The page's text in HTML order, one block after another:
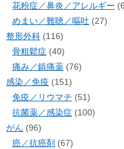
花粉症／鼻炎／アレルギー
めまい／難聴／嘔吐 (27)
整形外科 (116)
骨粗鬆症 (40)
痛み／鎮痛薬 (76)
感染／免疫 (151)
免疫／リウマチ (51)
抗菌薬／感染症 (100)
がん (96)
癌／抗癌剤 (67)